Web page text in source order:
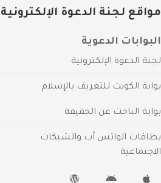
مواقع لجنة الدعوة الإلكترونية
البوابات الدعوية
لجنة الدعوة الإلكترونية
بوابة الكويت للتعريف بالإسلام
بوابة الباحث عن الحقيقة
بطاقات الواتس آب والشبكات
الاجتماعية